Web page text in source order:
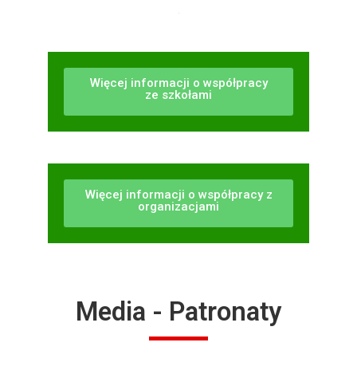
Więcej informacji o współpracy
ze szkołami
Więcej informacji o współpracy z
organizacjami
Media - Patronaty